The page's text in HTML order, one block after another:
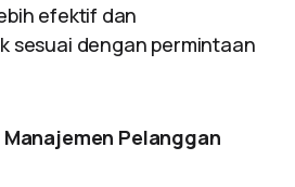
efektif dan
sesuai dengan permintaan
Pelanggan